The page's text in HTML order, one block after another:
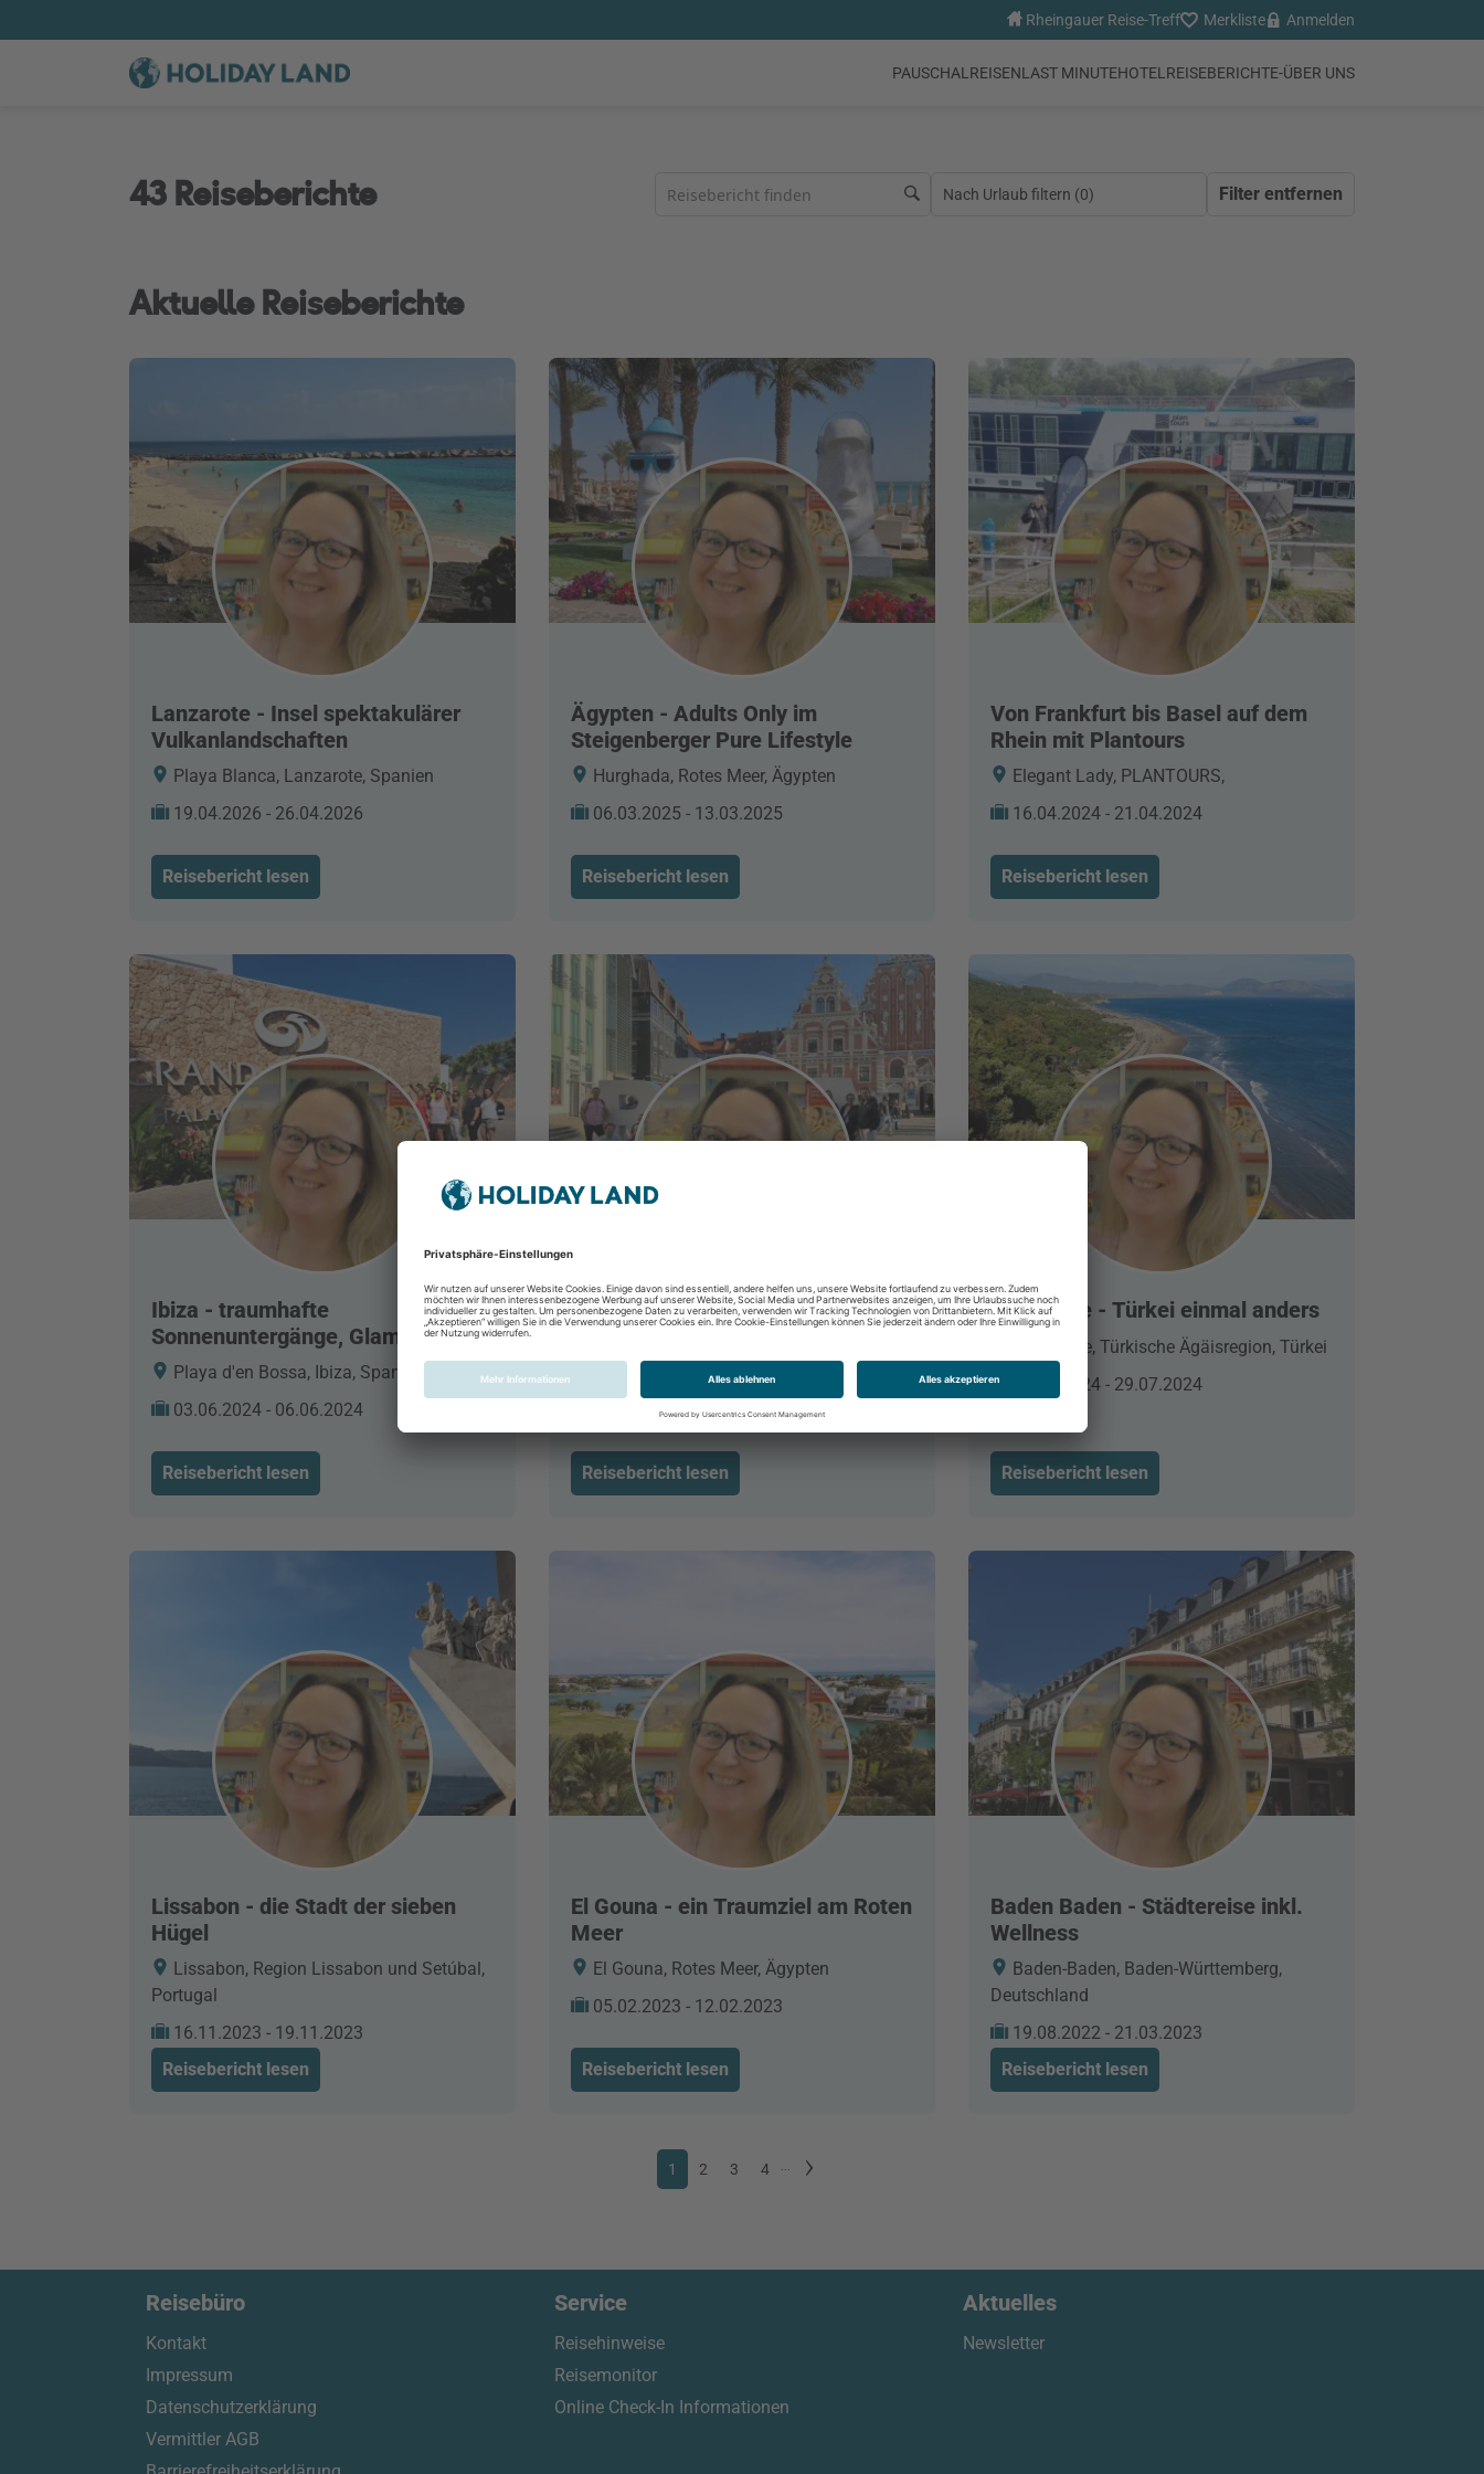
Rheingauer Reise-Treff Merkliste Anmelden
PAUSCHALREISENLAST MINUTEHOTEL REISEBERICHTE-ÜBER UNS
43 Reiseberichte Nach Urlaub filtern (0) Filter entfernen
Aktuelle Reiseberichte
Lanzarote - Insel spektakulärer
Vulkanlandschaften
Playa Blanca, Lanzarote, Spanien
19.04.2026 - 26.04.2026
Reisebericht lesen
Ägypten - Adults Only im
Steigenberger Pure Lifestyle
Hurghada, Rotes Meer, Ägypten
06.03.2025 - 13.03.2025
Reisebericht lesen
Von Frankfurt bis Basel auf dem
Rhein mit Plantours
Elegant Lady, PLANTOURS,
16.04.2024 - 21.04.2024
Reisebericht lesen
Ibiza - traumhafte
Sonnenuntergänge, Glamour,
Party und so viel mehr
Playa d'en Bossa, Ibiza, Spanien
03.06.2024 - 06.06.2024
Reisebericht lesen
Riga - die Hauptstadt Lettlands
mit Studiosus erleben
Riga, Rigaer Bucht, Lettland
20.09.2024 - 22.09.2024
Reisebericht lesen
Sarigerme - Türkei einmal anders
Sarigerme, Türkische Ägäisregion, Türkei
26.04.2024 - 29.07.2024
Reisebericht lesen
Lissabon - die Stadt der sieben
Hügel
Lissabon, Region Lissabon und Setúbal,
Portugal
16.11.2023 - 19.11.2023
Reisebericht lesen
El Gouna - ein Traumziel am Roten
Meer
El Gouna, Rotes Meer, Ägypten
05.02.2023 - 12.02.2023
Reisebericht lesen
Baden Baden - Städtereise inkl.
Wellness
Baden-Baden, Baden-Württemberg,
Deutschland
19.08.2022 - 21.03.2023
Reisebericht lesen
1 2 3 4
Reisebüro
Kontakt
Impressum
Datenschutzerklärung
Vermittler AGB
Service
Reisehinweise
Reisemonitor
Online Check-In Informationen
Aktuelles
Newsletter